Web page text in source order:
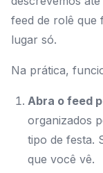
feed de rolê que
lugar só.
Na prática,
Abra o feed
organizados
tipo de festa.
que você vê.